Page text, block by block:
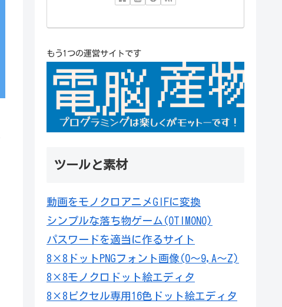
もう1つの運営サイトです
ツールと素材
動画をモノクロアニメGIFに変換
シンプルな落ち物ゲーム(OTIMONO)
パスワードを適当に作るサイト
8×8ドットPNGフォント画像(0～9,A～Z)
8×8モノクロドット絵エディタ
8×8ピクセル専用16色ドット絵エディタ